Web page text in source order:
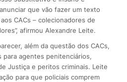
que vão fazer um texto
CACs – colecionadores de
afirmou Alexandre Leite.
além da questão dos CACs,
para agentes penitenciários,
Justiça e peritos criminais. Leite
para que policiais comprem